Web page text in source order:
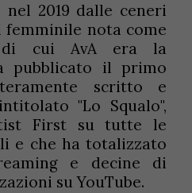
2019 dalle ceneri
nota come
di cui AvA era la
pubblicato il primo
scritto e
"Lo Squalo",
First su tutte le
e che ha totalizzato
e decine di
su YouTube.